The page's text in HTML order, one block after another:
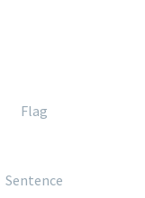
Flag
Sentence